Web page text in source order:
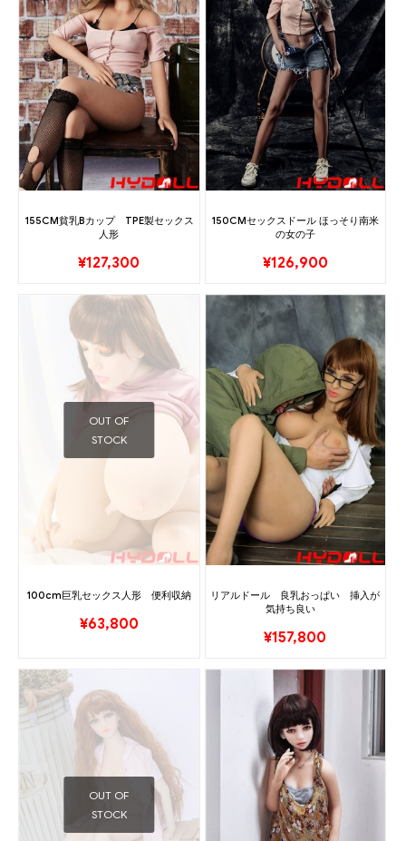
155CM貧乳Bカップ TPE製セックス
人形
¥127,300
150CMセックスドール ほっそり南米
の女の子
¥126,900
OUT OF
STOCK
100cm巨乳セックス人形 便利収納
¥63,800
リアルドール 良乳おっぱい 挿入が
気持ち良い
¥157,800
OUT OF
STOCK